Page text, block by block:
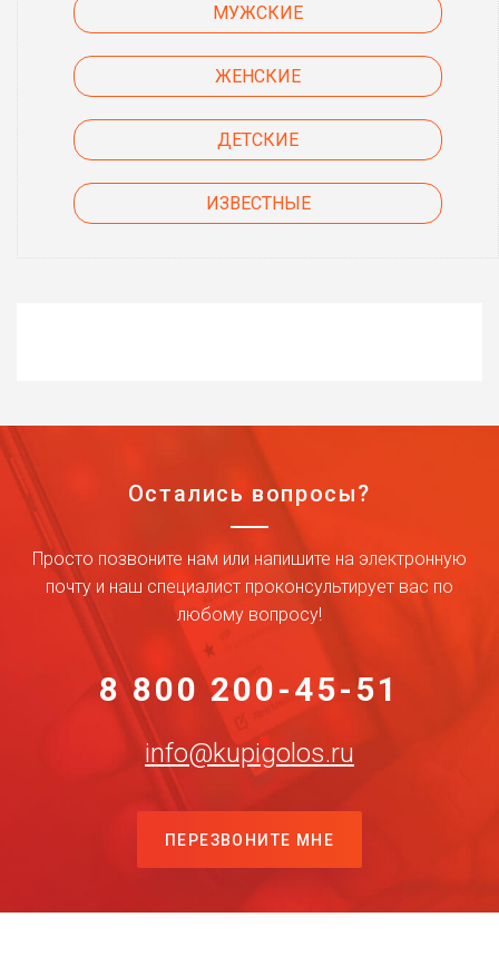
МУЖСКИЕ
ЖЕНСКИЕ
ДЕТСКИЕ
ИЗВЕСТНЫЕ
Остались вопросы?
Просто позвоните нам или напишите на электронную
почту и наш специалист проконсультирует вас по
любому вопросу!
8 800 200-45-51
info@kupigolos.ru
ПЕРЕЗВОНИТЕ МНЕ